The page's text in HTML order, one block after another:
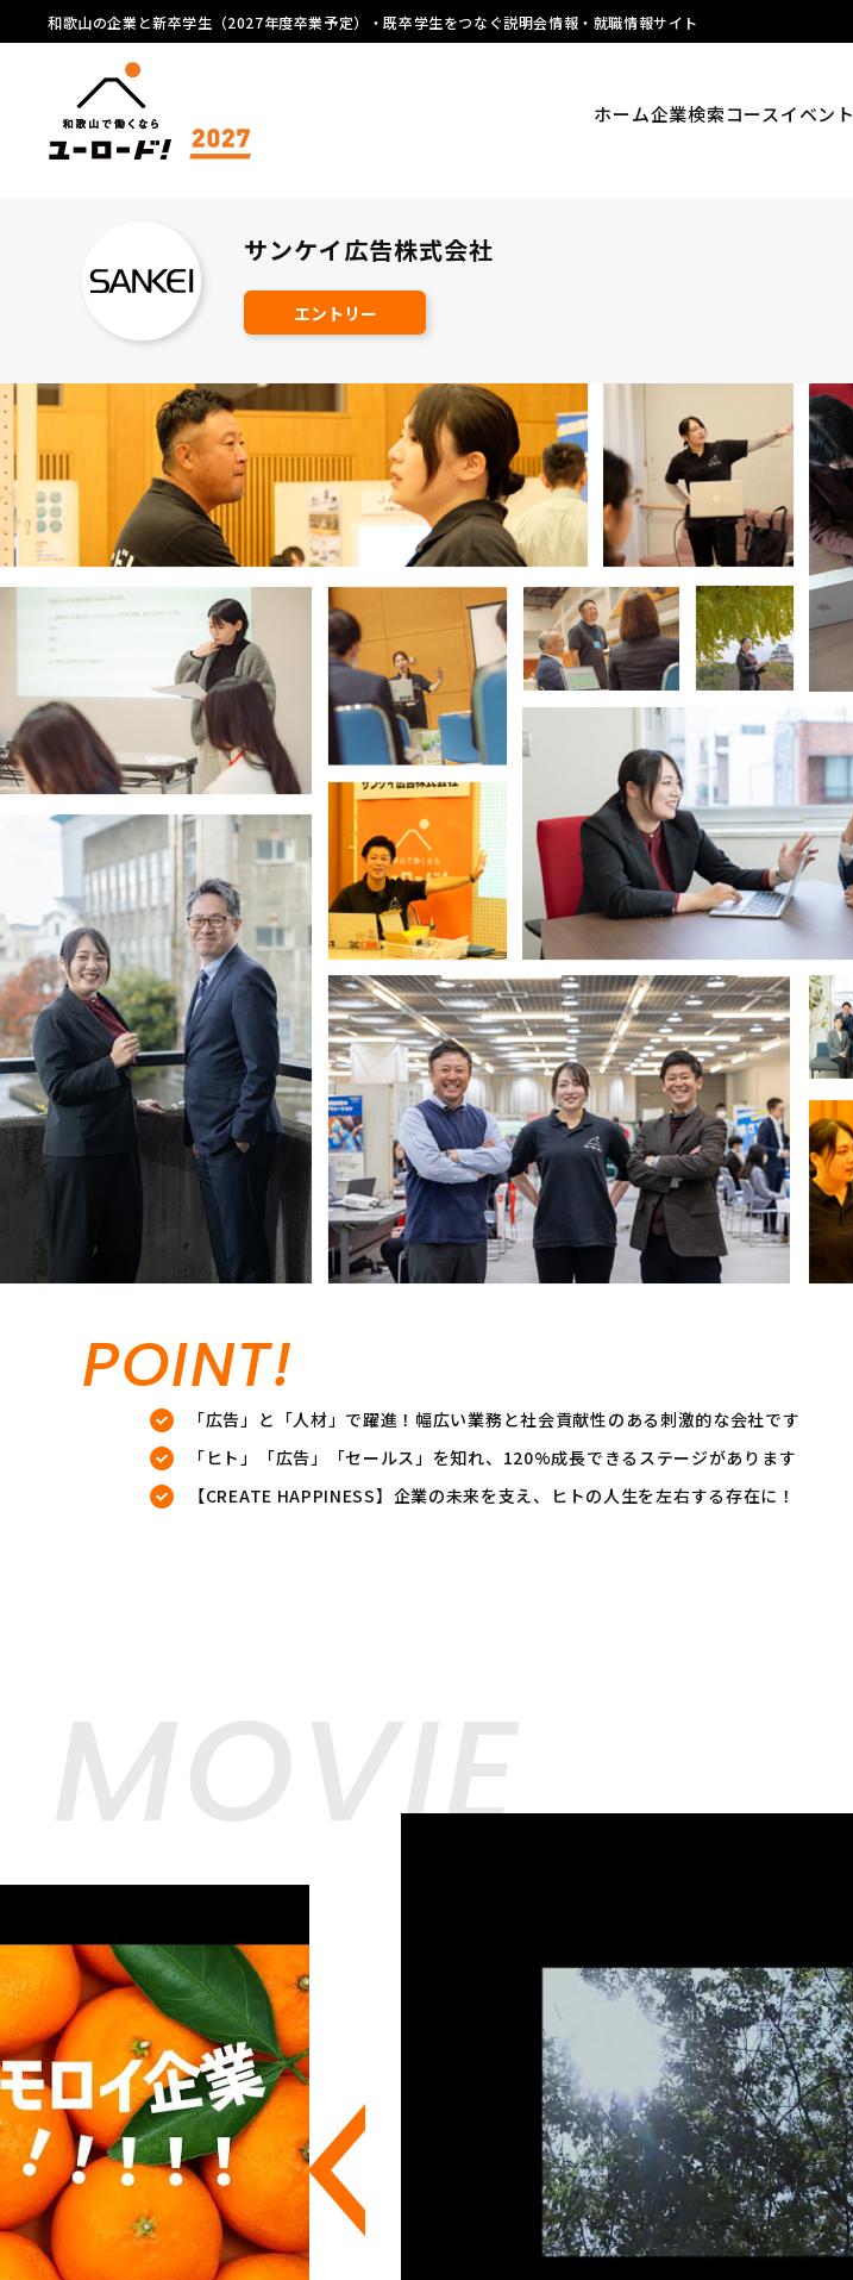
和歌山の企業と新卒学生（2027年度卒業予定）・既卒学生をつなぐ説明会情報・就職情報サイト
ホーム企業検索コースイベント
サンケイ広告株式会社
エントリー
POINT!
「広告」と「人材」で躍進！幅広い業務と社会貢献性のある刺激的な会社です
「ヒト」「広告」「セールス」を知れ、120%成長できるステージがあります
【CREATE HAPPINESS】企業の未来を支え、ヒトの人生を左右する存在に！
MOVIE